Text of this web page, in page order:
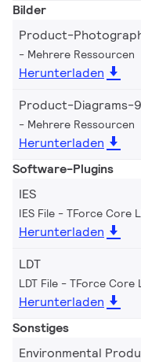
Bilder
Product-
Mehrere Ressourcen
Herunterladen
Product-Diagrams-
Mehrere Ressourcen
Herunterladen
Software-Plugins
IES
IES File - TForce Core
Herunterladen
LDT
LDT File - TForce Core
Herunterladen
Sonstiges
Environmental